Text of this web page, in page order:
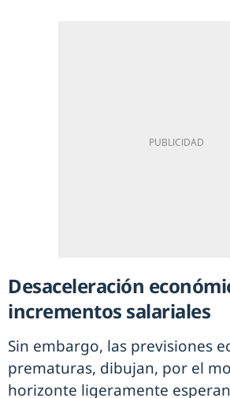
Desaceleración
incrementos salariales
Sin embargo, las previsiones
prematuras, dibujan, por el
horizonte ligeramente